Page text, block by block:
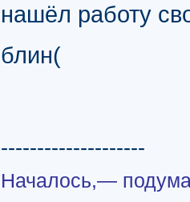
нашёл работу
блин(
--------------------
Началось,—